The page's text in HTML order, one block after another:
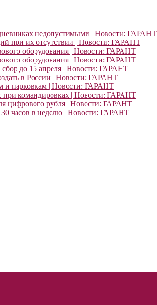
недопустимыми | Новости: ГАРАНТ
при их отсутствии | Новости: ГАРАНТ
оборудования | Новости: ГАРАНТ
оборудования | Новости: ГАРАНТ
до 15 апреля | Новости: ГАРАНТ
в России | Новости: ГАРАНТ
и парковкам | Новости: ГАРАНТ
при командировках | Новости: ГАРАНТ
цифрового рубля | Новости: ГАРАНТ
30 часов в неделю | Новости: ГАРАНТ